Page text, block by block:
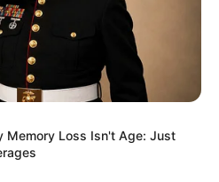
Memory Loss Isn't Age: Just